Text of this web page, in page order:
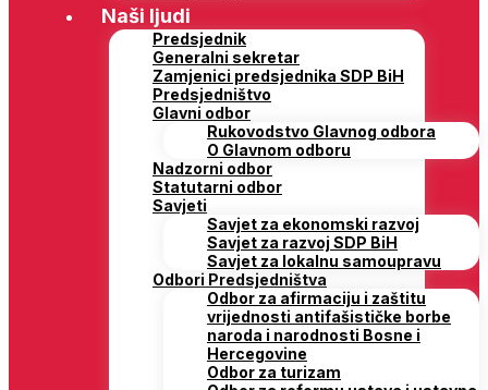
Naši ljudi
Predsjednik
Generalni sekretar
Zamjenici predsjednika SDP BiH
Predsjedništvo
Glavni odbor
Rukovodstvo Glavnog odbora
O Glavnom odboru
Nadzorni odbor
Statutarni odbor
Savjeti
Savjet za ekonomski razvoj
Savjet za razvoj SDP BiH
Savjet za lokalnu samoupravu
Odbori Predsjedništva
Odbor za afirmaciju i zaštitu
vrijednosti antifašističke borbe
naroda i narodnosti Bosne i
Hercegovine
Odbor za turizam